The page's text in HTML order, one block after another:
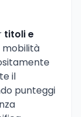
titoli e
mobilità
il
punteggi